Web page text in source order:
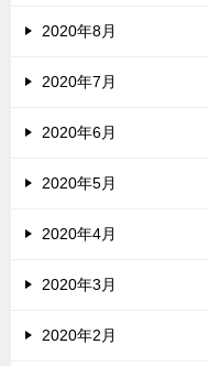
2020年8月
2020年7月
2020年6月
2020年5月
2020年4月
2020年3月
2020年2月